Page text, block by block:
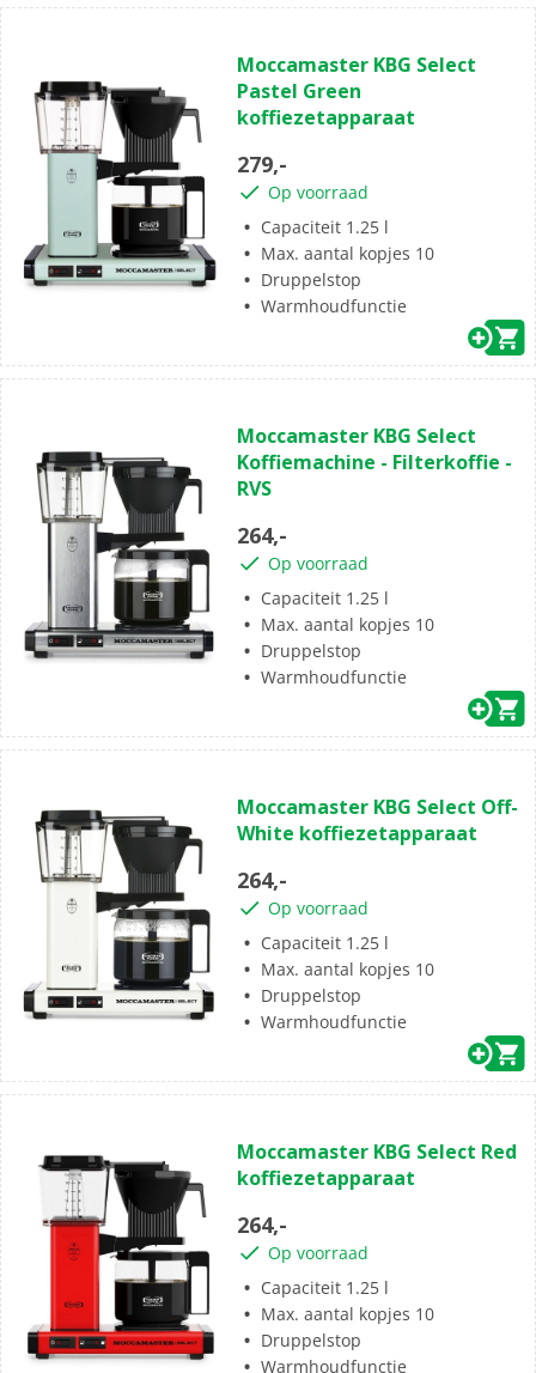
van
de
5
1
beoordeling
Moccamaster KBG Select
Pastel Green
koffiezetapparaat
279,-
Op voorraad
Capaciteit 1.25 l
Max. aantal kopjes 10
Druppelstop
Warmhoudfunctie
van
de
5
1
beoordeling
Moccamaster KBG Select
Koffiemachine - Filterkoffie -
RVS
264,-
Op voorraad
Capaciteit 1.25 l
Max. aantal kopjes 10
Druppelstop
Warmhoudfunctie
van
de
sterren.
Moccamaster KBG Select Off-
White koffiezetapparaat
264,-
Op voorraad
Capaciteit 1.25 l
Max. aantal kopjes 10
Druppelstop
Warmhoudfunctie
van
de
sterren.
1
beoordeling
Moccamaster KBG Select Red
koffiezetapparaat
264,-
Op voorraad
Capaciteit 1.25 l
Max. aantal kopjes 10
Druppelstop
Warmhoudfunctie